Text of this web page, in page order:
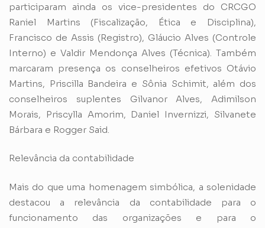
participaram ainda os vice-presidentes do CRCGO
Raniel Martins (Fiscalização, Ética e Disciplina),
Francisco de Assis (Registro), Gláucio Alves (Controle
Interno) e Valdir Mendonça Alves (Técnica). Também
marcaram presença os conselheiros efetivos Otávio
Martins, Priscilla Bandeira e Sônia Schimit, além dos
conselheiros suplentes Gilvanor Alves, Adimilson
Morais, Priscylla Amorim, Daniel Invernizzi, Silvanete
Bárbara e Rogger Said.
Relevância da contabilidade
Mais do que uma homenagem simbólica, a solenidade
destacou a relevância da contabilidade para o
funcionamento das organizações e para o